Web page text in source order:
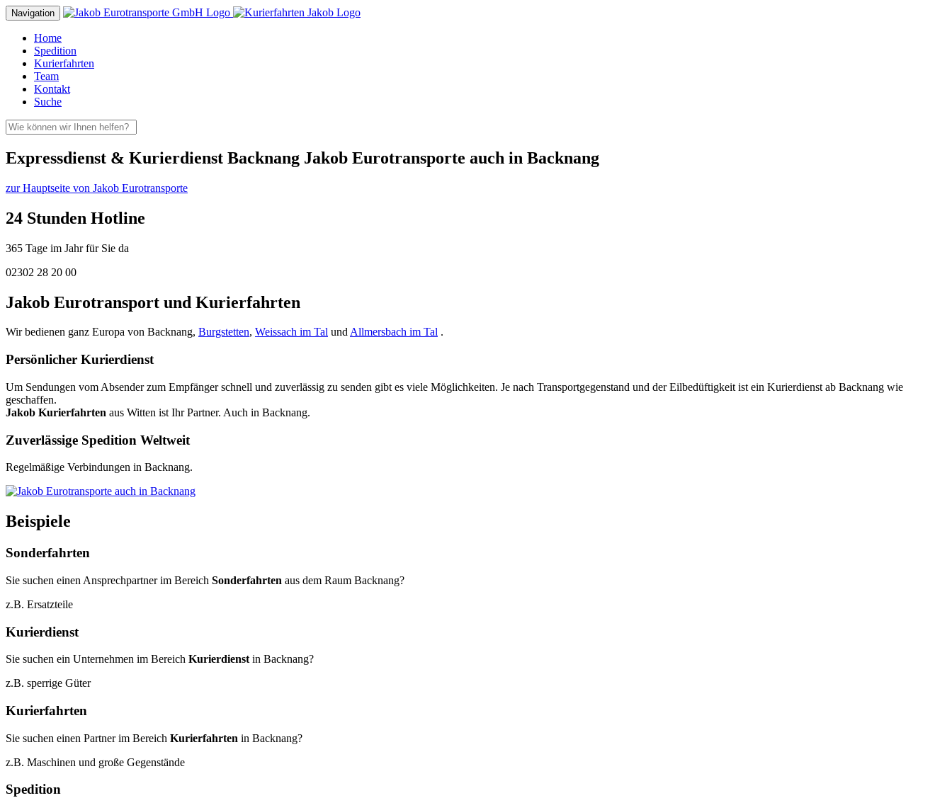
Navigation
Home
Spedition
Kurierfahrten
Team
Kontakt
Suche
Expressdienst & Kurierdienst Backnang Jakob Eurotransporte auch in Backnang
zur Hauptseite von Jakob Eurotransporte
24 Stunden Hotline
365 Tage im Jahr für Sie da
02302 28 20 00
Jakob Eurotransport und Kurierfahrten
Wir bedienen ganz Europa von Backnang, Burgstetten, Weissach im Tal undAllmersbach im Tal .
Persönlicher Kurierdienst
Um Sendungen vom Absender zum Empfänger schnell und zuverlässig zu senden gibt es viele Möglichkeiten. Je nach Transportgegenstand und der Eilbedüftigkeit ist ein Kurierdienst ab Backnang wie
geschaffen.
Jakob Kurierfahrten aus Witten ist Ihr Partner. Auch in Backnang.
Zuverlässige Spedition Weltweit
Regelmäßige Verbindungen in Backnang.
Beispiele
Sonderfahrten
Sie suchen einen Ansprechpartner im Bereich Sonderfahrten aus dem Raum Backnang?
z.B. Ersatzteile
Kurierdienst
Sie suchen ein Unternehmen im Bereich Kurierdienst in Backnang?
z.B. sperrige Güter
Kurierfahrten
Sie suchen einen Partner im Bereich Kurierfahrten in Backnang?
z.B. Maschinen und große Gegenstände
Spedition